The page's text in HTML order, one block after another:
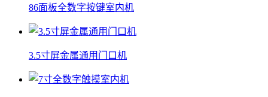
86面板全数字按键室内机
3.5寸屏金属通用门口机